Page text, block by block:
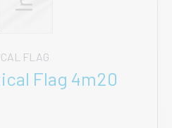
FLAG
Flag 4m20